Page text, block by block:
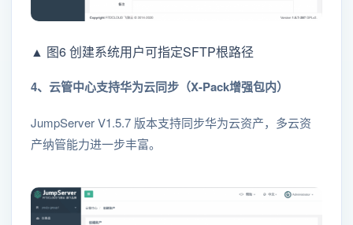
▲ 图6 创建系统用户可指定SFTP根路径
4、云管中心支持华为云同步（X-Pack增强包内）
JumpServer V1.5.7 版本支持同步华为云资产，多云资
产纳管能力进一步丰富。